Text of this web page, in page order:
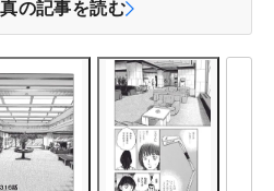
の記事を読む